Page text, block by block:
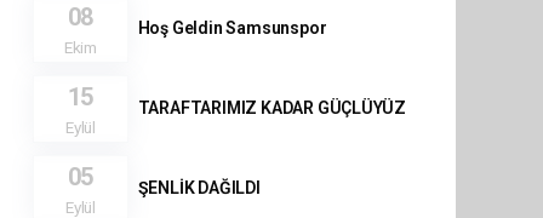
08
Ekim
Hoş Geldin Samsunspor
15
Eylül
TARAFTARIMIZ KADAR GÜÇLÜYÜZ
05
Eylül
ŞENLİK DAĞILDI